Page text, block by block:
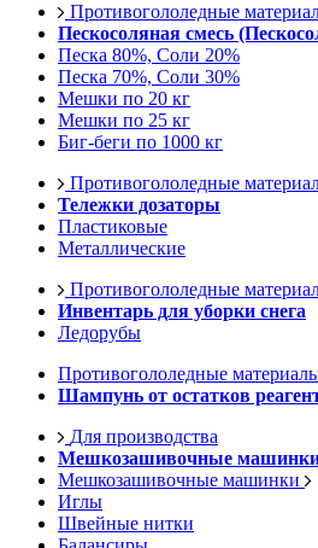
Противогололедные
Пескосоляная смесь
Песка 80%, Соли 20%
Песка 70%, Соли 30%
Мешки по 20 кг
Мешки по 25 кг
Биг-беги по 1000 кг
Противогололедные
Тележки дозаторы
Пластиковые
Металлические
Противогололедные
Инвентарь для уборки снега
Ледорубы
Противогололедные
Шампунь от остатков
Для производства
Мешкозашивочные машинки
Мешкозашивочные машинки
Иглы
Швейные нитки